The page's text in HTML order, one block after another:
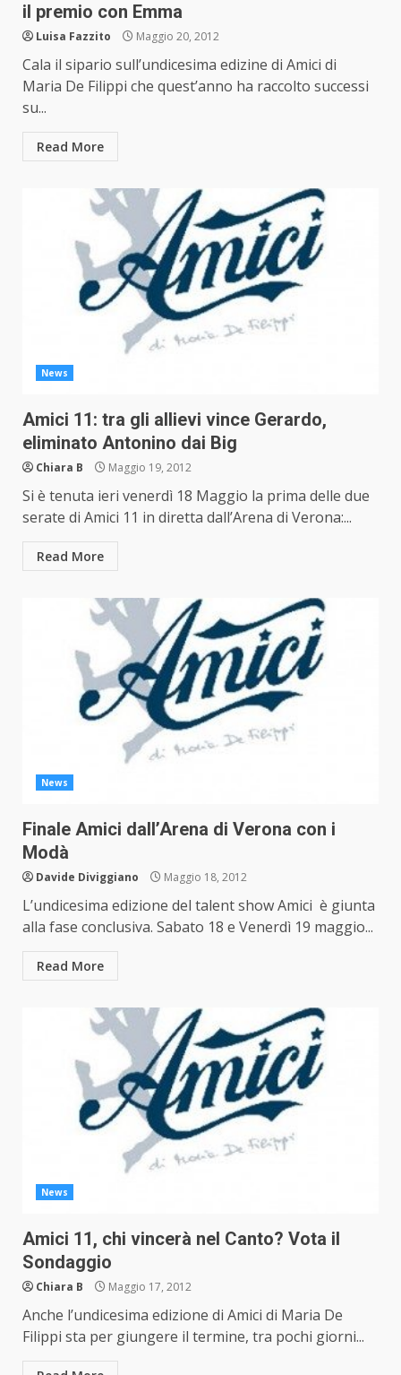
il premio con Emma
Luisa Fazzito Maggio 20, 2012
Cala il sipario sull’undicesima edizine di Amici di
Maria De Filippi che quest’anno ha raccolto successi
su...
Read More
News
Amici 11: tra gli allievi vince Gerardo,
eliminato Antonino dai Big
Chiara B Maggio 19, 2012
Si è tenuta ieri venerdì 18 Maggio la prima delle due
serate di Amici 11 in diretta dall’Arena di Verona:...
Read More
News
Finale Amici dall’Arena di Verona con i
Modà
Davide Diviggiano Maggio 18, 2012
L’undicesima edizione del talent show Amici è giunta
alla fase conclusiva. Sabato 18 e Venerdì 19 maggio...
Read More
News
Amici 11, chi vincerà nel Canto? Vota il
Sondaggio
Chiara B Maggio 17, 2012
Anche l’undicesima edizione di Amici di Maria De
Filippi sta per giungere il termine, tra pochi giorni...